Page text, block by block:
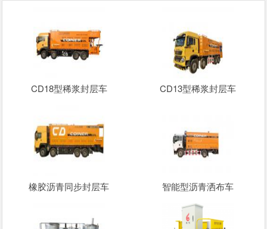
CD18型稀浆封层车 CD13型稀浆封层车
橡胶沥青同步封层车 智能型沥青洒布车